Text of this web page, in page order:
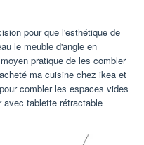
pour que l'esthétique de
le meuble d'angle en
pratique de les combler
ma cuisine chez ikea et
combler les espaces vides
avec tablette rétractable